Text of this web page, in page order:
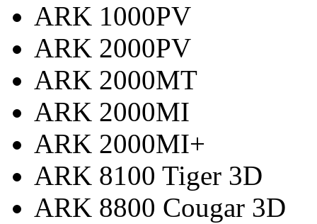
ARK 1000PV
ARK 2000PV
ARK 2000MT
ARK 2000MI
ARK 2000MI+
ARK 8100 Tiger 3D
ARK 8800 Cougar 3D